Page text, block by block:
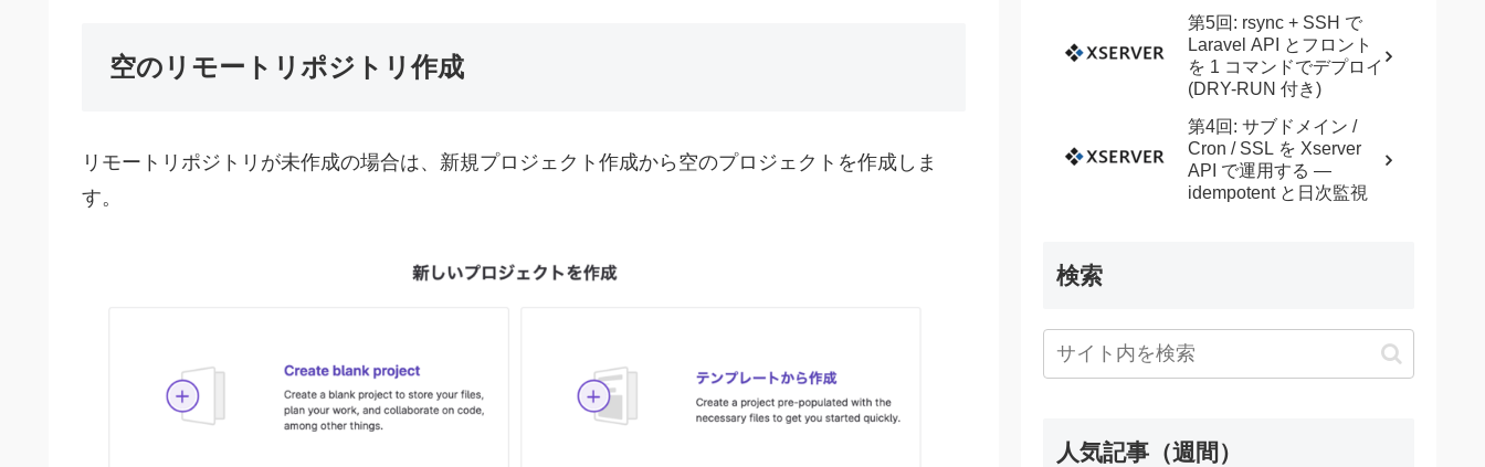
空のリモートリポジトリ作成
リモートリポジトリが未作成の場合は、新規プロジェクト作成から空のプロジェクトを作成しま
す。
第5回: rsync + SSH で
Laravel API とフロント
を 1 コマンドでデプロイ
(DRY-RUN 付き)
第4回: サブドメイン /
Cron / SSL を Xserver
API で運用する —
idempotent と日次監視
検索
人気記事（週間）